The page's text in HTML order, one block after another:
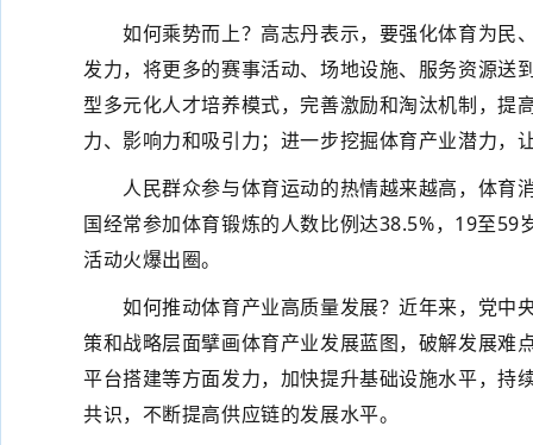
如何乘势而上？高志丹表示，要强化体育为民
发力，将更多的赛事活动、场地设施、服务资源送
型多元化人才培养模式，完善激励和淘汰机制，提
力、影响力和吸引力；进一步挖掘体育产业潜力，
人民群众参与体育运动的热情越来越高，体育
国经常参加体育锻炼的人数比例达38.5%，19至
活动火爆出圈。
如何推动体育产业高质量发展？近年来，党中
策和战略层面擘画体育产业发展蓝图，破解发展难
平台搭建等方面发力，加快提升基础设施水平，持
共识，不断提高供应链的发展水平。